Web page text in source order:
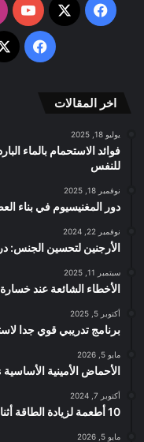
فيسبوك
‫X
اخر المقالات
يوليو 18, 2025
فوائد الاستحمام بالماء
للنفس
نوفمبر 18, 2025
دور المغنيسيوم في بناء
نوفمبر 22, 2024
الأرجنين لتحسين الجنس:
سبتمبر 11, 2025
الأخطاء الشائعة عند
أكتوبر 5, 2025
برنامج تدريبي قوي جدا
مايو 5, 2026
الأحماض الأمينية الأساسية EAAs تعريفها، أهميتها، مصادرها، وفوائدها
أكتوبر 7, 2024
10 أطعمة لزيادة الطاقة أثناء التدريب
مايو 5, 2026